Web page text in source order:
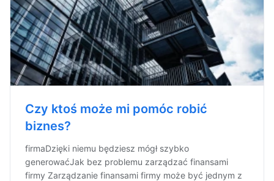
Czy ktoś może mi pomóc robić
biznes?
firmaDzięki niemu będziesz mógł szybko
generowaćJak bez problemu zarządzać finansami
firmy Zarządzanie finansami firmy może być jednym z